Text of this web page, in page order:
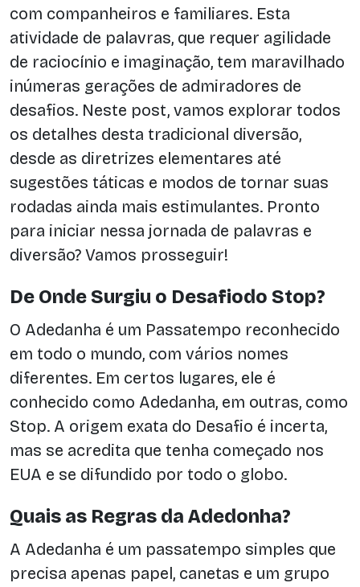
com companheiros e familiares. Esta
atividade de palavras, que requer agilidade
de raciocínio e imaginação, tem maravilhado
inúmeras gerações de admiradores de
desafios. Neste post, vamos explorar todos
os detalhes desta tradicional diversão,
desde as diretrizes elementares até
sugestões táticas e modos de tornar suas
rodadas ainda mais estimulantes. Pronto
para iniciar nessa jornada de palavras e
diversão? Vamos prosseguir!
De Onde Surgiu o Desafiodo Stop?
O Adedanha é um Passatempo reconhecido
em todo o mundo, com vários nomes
diferentes. Em certos lugares, ele é
conhecido como Adedanha, em outras, como
Stop. A origem exata do Desafio é incerta,
mas se acredita que tenha começado nos
EUA e se difundido por todo o globo.
Quais as Regras da Adedonha?
A Adedanha é um passatempo simples que
precisa apenas papel, canetas e um grupo